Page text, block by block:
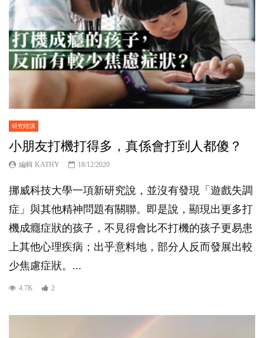
研究咁講
小朋友打機打得多，真係會打到人都傻？
編輯 KATHY 18/12/2020
挪威科技大學一項新研究說，並沒有發現「遊戲失調
症」與其他精神問題有關聯。即是說，顯現出更多打
機成癮症狀的孩子，不見得會比不打機的孩子更易患
上其他心理疾病；出乎意料地，部分人反而發展出較
少焦慮症狀。...
4.7K 2